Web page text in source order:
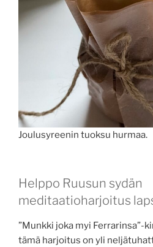
Joulusyreenin tuoksu hurmaa.
Helppo Ruusun sydän
meditaatioharjoitus
”Munkki joka myi Ferrarinsa”-
tämä harjoitus on yli